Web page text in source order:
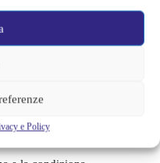
e Policy
il desiderio di un figlio
minore (sarà lei ad avere un
l’assenza di un figlio,